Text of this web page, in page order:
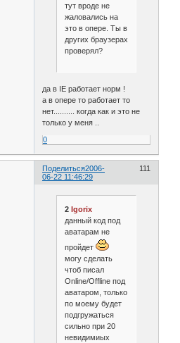
тут вроде не
жаловались на
это в опере. Ты в
других браузерах
проверял?
да в IE работает норм !
а в опере то работает то
нет.......... когда как и это не
только у меня ..
0
Поделиться 111
2006-
06-22 11:46:29
2 Igorix
данный код под
аватарам не
пройдет
могу сделать
чтоб писал
Online/Offline под
аватаром, только
по моему будет
подгружаться
сильно при 20
невидимиых